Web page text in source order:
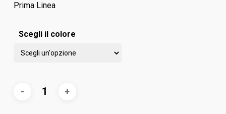
Prima Linea
Scegli il colore